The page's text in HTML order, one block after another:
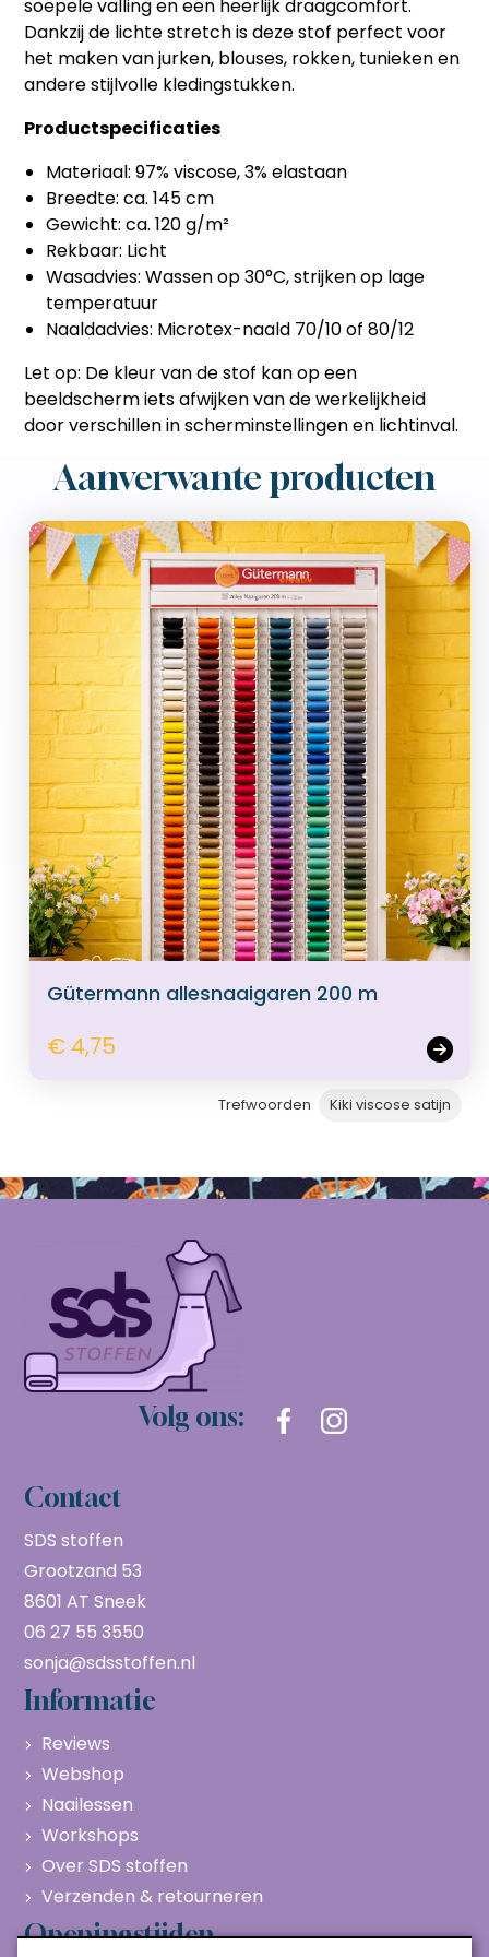
soepele valling en een heerlijk draagcomfort.
Dankzij de lichte stretch is deze stof perfect voor
het maken van jurken, blouses, rokken, tunieken en
andere stijlvolle kledingstukken.
Productspecificaties
Materiaal: 97% viscose, 3% elastaan
Breedte: ca. 145 cm
Gewicht: ca. 120 g/m²
Rekbaar: Licht
Wasadvies: Wassen op 30°C, strijken op lage
temperatuur
Naaldadvies: Microtex-naald 70/10 of 80/12
Let op: De kleur van de stof kan op een
beeldscherm iets afwijken van de werkelijkheid
door verschillen in scherminstellingen en lichtinval.
Aanverwante producten
Gütermann allesnaaigaren 200 m
€ 4,75
Trefwoorden Kiki viscose satijn
Volg ons:
Contact
SDS stoffen
Grootzand 53
8601 AT Sneek
06 27 55 3550
sonja@sdsstoffen.nl
Informatie
Reviews
Webshop
Naailessen
Workshops
Over SDS stoffen
Verzenden & retourneren
Openingstijden